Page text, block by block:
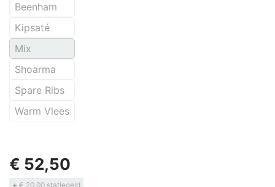
Beenham
Kipsaté
Mix
Shoarma
Spare Ribs
Warm Vlees
€ 52,50
+ € 20,00 statiegeld